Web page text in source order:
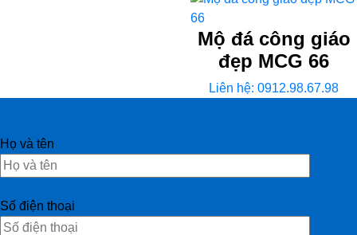
Mộ đá công giáo
đẹp MCG 66
Liên hệ: 0912.98.67.98
Họ và tên
Số điện thoại